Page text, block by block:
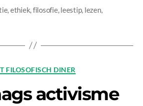
,ethiek,filosofie,leestip, lezen,
Categories
FILOSOFISCH DINER
activisme